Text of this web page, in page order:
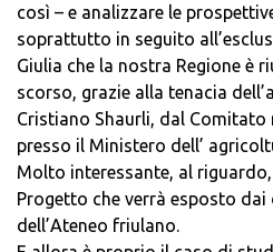
così – e analizzare le
soprattutto in seguito
Giulia che la nostra Regione è
scorso, grazie alla tenacia
Cristiano Shaurli, dal
presso il Ministero dell’
Molto interessante, al
Progetto che verrà esposto dai
dell’Ateneo friulano.